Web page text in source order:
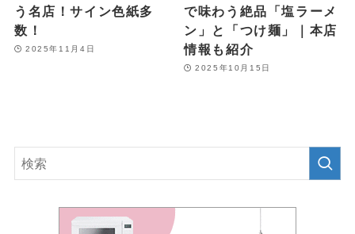
う名店！サイン色紙多
数！
2025年11月4日
で味わう絶品「塩ラーメ
ン」と「つけ麺」｜本店
情報も紹介
2025年10月15日